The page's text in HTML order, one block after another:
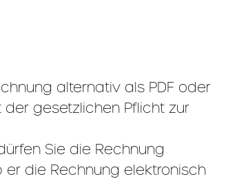
alternativ als PDF oder
der gesetzlichen Pflicht zur
Sie die Rechnung
die Rechnung elektronisch